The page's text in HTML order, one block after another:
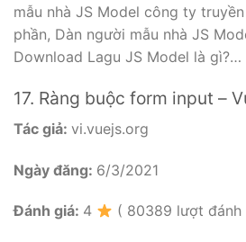
mẫu nhà JS Model công ty
phần, Dàn người mẫu nhà JS
Download Lagu JS Model là gì?…
17. Ràng buộc form input –
Tác giả: vi.vuejs.org
Ngày đăng: 6/3/2021
Đánh giá: 4 ( 80389 lượt đánh